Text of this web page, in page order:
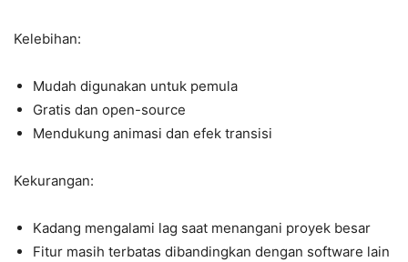
Kelebihan:
Mudah digunakan untuk pemula
Gratis dan open-source
Mendukung animasi dan efek transisi
Kekurangan:
Kadang mengalami lag saat menangani proyek besar
Fitur masih terbatas dibandingkan dengan software lain